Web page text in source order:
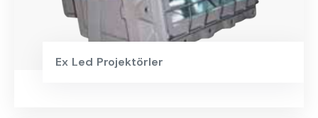
Ex Led Projektörler